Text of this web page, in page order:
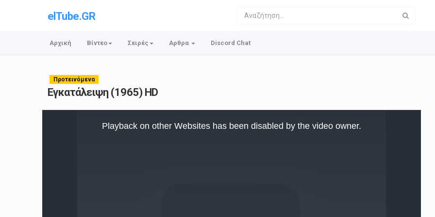
elTube.GR
Αρχική Βίντεο Σειρές Αρθρα Discord Chat
Προτεινόμενα
Εγκατάλειψη (1965) HD
Playback on other Websites has been disabled by the video owner.